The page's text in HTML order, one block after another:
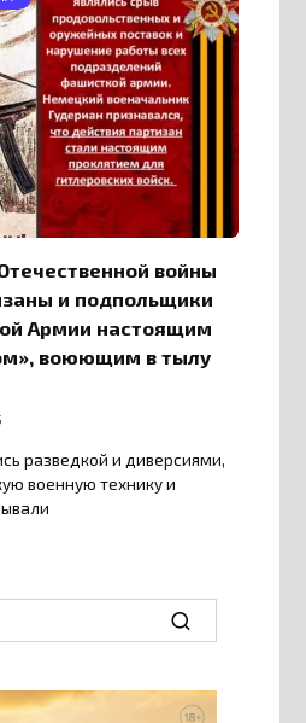
войны
и подпольщики
Армии настоящим
воюющим в тылу
разведкой и диверсиями,
военную технику и